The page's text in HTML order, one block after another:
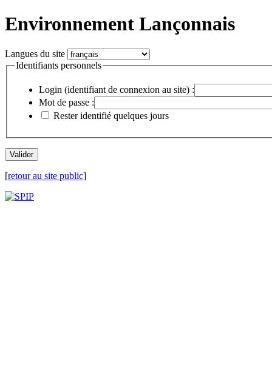
Environnement Lançonnais
Langues du site
Identifiants personnels
Login (identifiant de connexion au site) :
Mot de passe :
Rester identifié quelques jours
[retour au site public]